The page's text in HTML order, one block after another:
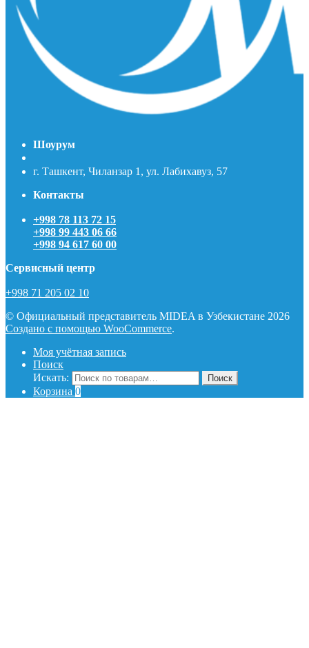
Шоурум
г. Ташкент, Чиланзар 1, ул. Лабихавуз, 57
Контакты
+998 78 113 72 15
+998 99 443 06 66
+998 94 617 60 00
Сервисный центр
+998 71 205 02 10
© Официальный представитель MIDEA в Узбекистане 2026
Создано с помощью WooCommerce.
Моя учётная запись
Поиск
Искать:
Поиск
Корзина 0